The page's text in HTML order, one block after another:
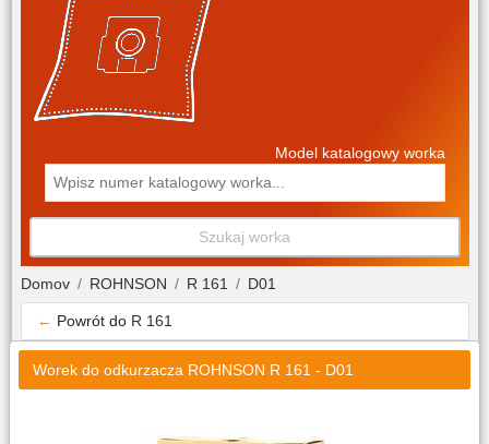
Model katalogowy worka
Szukaj worka
Domov ROHNSON R 161 D01
← Powrót do R 161
Worek do odkurzacza ROHNSON R 161 - D01